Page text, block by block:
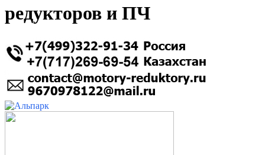
редукторов и ПЧ